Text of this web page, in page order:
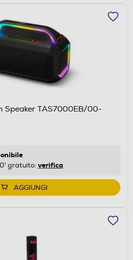
Speaker TAS7000EB/00-
gratuito: verifica
AGGIUNGI